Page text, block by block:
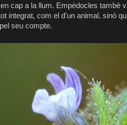
cap a la llum. Empèdocles també
integrat, com el d'un animal, sinó
seu compte.